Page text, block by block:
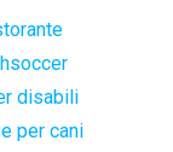
disabili
per cani